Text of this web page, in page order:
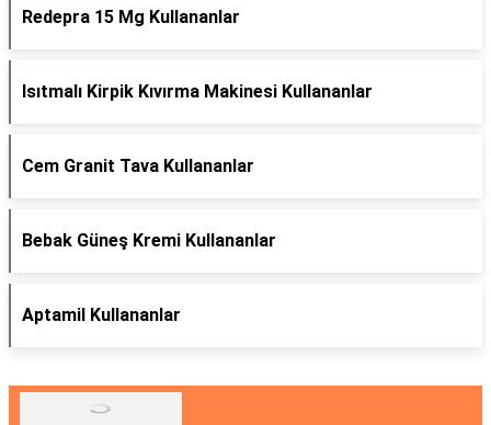
Redepra 15 Mg Kullananlar
Isıtmalı Kirpik Kıvırma Makinesi Kullananlar
Cem Granit Tava Kullananlar
Bebak Güneş Kremi Kullananlar
Aptamil Kullananlar